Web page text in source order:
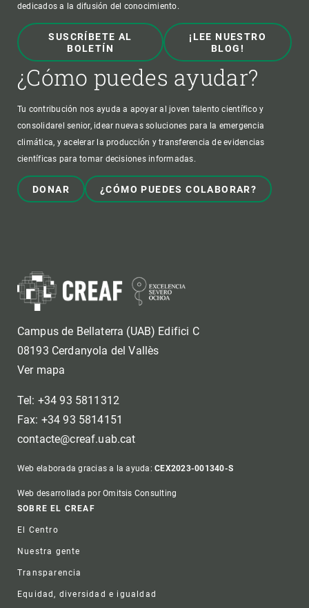
dedicados a la difusión del conocimiento.
SUSCRÍBETE AL
BOLETÍN
¡LEE NUESTRO
BLOG!
¿Cómo puedes ayudar?
Tu contribución nos ayuda a apoyar al joven talento científico y
consolidarel senior, idear nuevas soluciones para la emergencia
climática, y acelerar la producción y transferencia de evidencias
científicas para tomar decisiones informadas.
DONAR ¿CÓMO PUEDES COLABORAR?
Campus de Bellaterra (UAB) Edifici C
08193 Cerdanyola del Vallès
Ver mapa
Tel: +34 93 5811312
Fax: +34 93 5814151
contacte@creaf.uab.cat
Web elaborada gracias a la ayuda:CEX2023-001340-S
Web desarrollada por Omitsis Consulting
Footer
SOBRE EL CREAF
El Centro
Nuestra gente
Transparencia
Equidad, diversidad e igualdad